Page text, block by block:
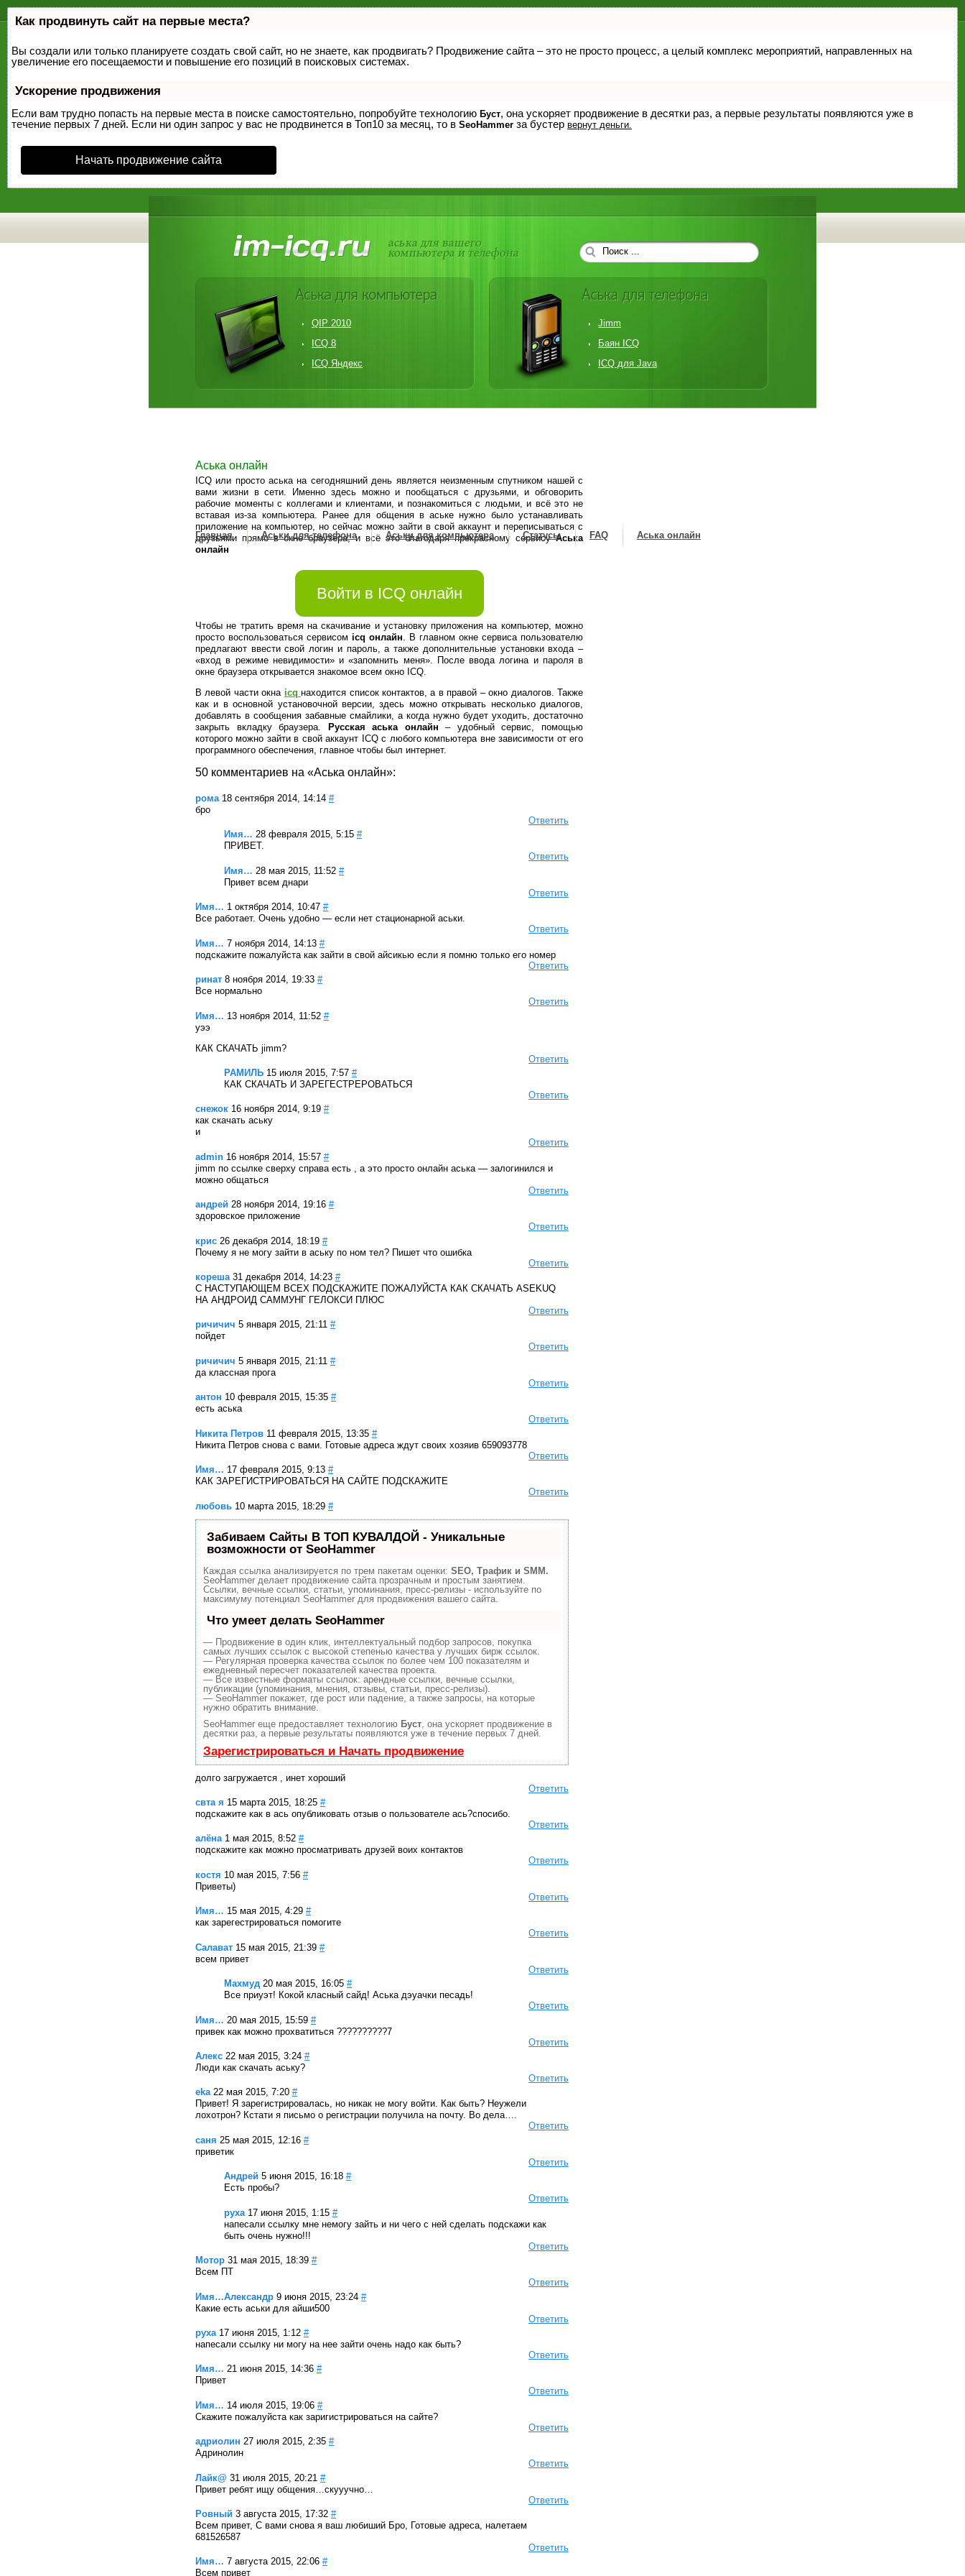
Как продвинуть сайт на первые места?
Вы создали или только планируете создать свой сайт, но не знаете, как продвигать? Продвижение сайта – это не просто процесс, а целый комплекс мероприятий, направленных на
увеличение его посещаемости и повышение его позиций в поисковых системах.
Ускорение продвижения
Если вам трудно попасть на первые места в поиске самостоятельно, попробуйте технологию Буст, она ускоряет продвижение в десятки раз, а первые результаты появляются уже в
течение первых 7 дней. Если ни один запрос у вас не продвинется в Топ10 за месяц, то в SeoHammer за бустер вернут деньги.
Начать продвижение сайта
QIP 2010
ICQ 8
ICQ Яндекс
Jimm
Баян ICQ
ICQ для Java
Главная Аськи для телефона Аськи для компьютера Статусы FAQ Аська онлайн
Аська онлайн
ICQ или просто аська на сегодняшний день является неизменным спутником нашей с
вами жизни в сети. Именно здесь можно и пообщаться с друзьями, и обговорить
рабочие моменты с коллегами и клиентами, и познакомиться с людьми, и всё это не
вставая из-за компьютера. Ранее для общения в аське нужно было устанавливать
приложение на компьютер, но сейчас можно зайти в свой аккаунт и переписываться с
друзьями прямо в окне браузера, и всё это благодаря прекрасному сервисуАська
онлайн
Войти в ICQ онлайн
Чтобы не тратить время на скачивание и установку приложения на компьютер, можно
просто воспользоваться сервисом icq онлайн. В главном окне сервиса пользователю
предлагают ввести свой логин и пароль, а также дополнительные установки входа –
«вход в режиме невидимости» и «запомнить меня». После ввода логина и пароля в
окне браузера открывается знакомое всем окно ICQ.
В левой части окна icqнаходится список контактов, а в правой – окно диалогов. Также
как и в основной установочной версии, здесь можно открывать несколько диалогов,
добавлять в сообщения забавные смайлики, а когда нужно будет уходить, достаточно
закрыть вкладку браузера.
Русская аська онлайн – удобный сервис, помощью
которого можно зайти в свой аккаунт ICQ с любого компьютера вне зависимости от его
программного обеспечения, главное чтобы был интернет.
50 комментариев на «Аська онлайн»:
рома 18 сентября 2014, 14:14 #
бро
Ответить
Имя… 28 февраля 2015, 5:15 #
ПРИВЕТ.
Ответить
Имя… 28 мая 2015, 11:52 #
Привет всем днари
Ответить
Имя… 1 октября 2014, 10:47 #
Все работает. Очень удобно — если нет стационарной аськи.
Ответить
Имя… 7 ноября 2014, 14:13 #
подскажите пожалуйста как зайти в свой айсикью если я помню только его номер
Ответить
ринат 8 ноября 2014, 19:33 #
Все нормально
Ответить
Имя… 13 ноября 2014, 11:52 #
уээ
КАК СКАЧАТЬ jimm?
Ответить
РАМИЛЬ 15 июля 2015, 7:57 #
КАК СКАЧАТЬ И ЗАРЕГЕСТРЕРОВАТЬСЯ
Ответить
снежок 16 ноября 2014, 9:19 #
как скачать аську
и
Ответить
admin 16 ноября 2014, 15:57 #
jimm по ссылке сверху справа есть , а это просто онлайн аська — залогинился и
можно общаться
Ответить
андрей 28 ноября 2014, 19:16 #
здоровское приложение
Ответить
крис 26 декабря 2014, 18:19 #
Почему я не могу зайти в аську по ном тел? Пишет что ошибка
Ответить
кореша 31 декабря 2014, 14:23 #
С НАСТУПАЮЩЕМ ВСЕХ ПОДСКАЖИТЕ ПОЖАЛУЙСТА КАК СКАЧАТЬ ASEKUQ
НА АНДРОИД САММУНГ ГЕЛОКСИ ПЛЮС
Ответить
ричичич 5 января 2015, 21:11 #
пойдет
Ответить
ричичич 5 января 2015, 21:11 #
да классная прога
Ответить
антон 10 февраля 2015, 15:35 #
есть аська
Ответить
Никита Петров 11 февраля 2015, 13:35 #
Никита Петров снова с вами. Готовые адреса ждут своих хозяив 659093778
Ответить
Имя… 17 февраля 2015, 9:13 #
КАК ЗАРЕГИСТРИРОВАТЬСЯ НА САЙТЕ ПОДСКАЖИТЕ
Ответить
любовь 10 марта 2015, 18:29 #
Забиваем Сайты В ТОП КУВАЛДОЙ - Уникальные
возможности от SeoHammer
Каждая ссылка анализируется по трем пакетам оценки: SEO, Трафик и SMM.
SeoHammer делает продвижение сайта прозрачным и простым занятием.
Ссылки, вечные ссылки, статьи, упоминания, пресс-релизы - используйте по
максимуму потенциал SeoHammer для продвижения вашего сайта.
Что умеет делать SeoHammer
— Продвижение в один клик, интеллектуальный подбор запросов, покупка
самых лучших ссылок с высокой степенью качества у лучших бирж ссылок.
— Регулярная проверка качества ссылок по более чем 100 показателям и
ежедневный пересчет показателей качества проекта.
— Все известные форматы ссылок: арендные ссылки, вечные ссылки,
публикации (упоминания, мнения, отзывы, статьи, пресс-релизы).
— SeoHammer покажет, где рост или падение, а также запросы, на которые
нужно обратить внимание.
SeoHammer еще предоставляет технологию Буст , она ускоряет продвижение в
десятки раз, а первые результаты появляются уже в течение первых 7 дней.
Зарегистрироваться и Начать продвижение
долго загружается , инет хороший
Ответить
свта я 15 марта 2015, 18:25 #
подскажите как в ась опубликовать отзыв о пользователе ась?спосибо.
Ответить
алёна 1 мая 2015, 8:52 #
подскажите как можно просматривать друзей воих контактов
Ответить
костя 10 мая 2015, 7:56 #
Приветы)
Ответить
Имя… 15 мая 2015, 4:29 #
как зарегестрироваться помогите
Ответить
Салават 15 мая 2015, 21:39 #
всем привет
Ответить
Махмуд 20 мая 2015, 16:05 #
Все приуэт! Кокой класный сайд! Аська дэуачки песадь!
Ответить
Имя… 20 мая 2015, 15:59 #
привек как можно прохватиться ??????????7
Ответить
Алекс 22 мая 2015, 3:24 #
Люди как скачать аську?
Ответить
eka 22 мая 2015, 7:20 #
Привет! Я зарегистрировалась, но никак не могу войти. Как быть? Неужели
лохотрон? Кстати я письмо о регистрации получила на почту. Во дела….
Ответить
саня 25 мая 2015, 12:16 #
приветик
Ответить
Андрей 5 июня 2015, 16:18 #
Есть пробы?
Ответить
руха 17 июня 2015, 1:15 #
напесали ссылку мне немогу зайть и ни чего с ней сделать подскажи как
быть очень нужно!!!
Ответить
Мотор 31 мая 2015, 18:39 #
Всем ПТ
Ответить
Имя…Александр 9 июня 2015, 23:24 #
Какие есть аськи для айши500
Ответить
руха 17 июня 2015, 1:12 #
напесали ссылку ни могу на нее зайти очень надо как быть?
Ответить
Имя… 21 июня 2015, 14:36 #
Привет
Ответить
Имя… 14 июля 2015, 19:06 #
Скажите пожалуйста как заригистрироваться на сайте?
Ответить
адриолин 27 июля 2015, 2:35 #
Адринолин
Ответить
Лайк@ 31 июля 2015, 20:21 #
Привет ребят ищу общения…скууучно…
Ответить
Ровный 3 августа 2015, 17:32 #
Всем привет, С вами снова я ваш любиший Бро, Готовые адреса, налетаем
681526587
Ответить
Имя… 7 августа 2015, 22:06 #
Всем привет